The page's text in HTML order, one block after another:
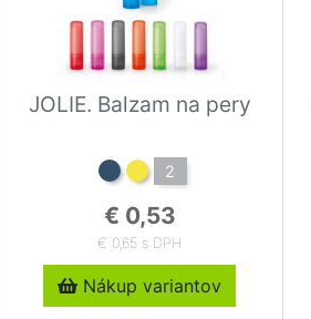
JOLIE. Balzam na pery
2
€ 0,53
€ 0,65 s DPH
Nákup variantov